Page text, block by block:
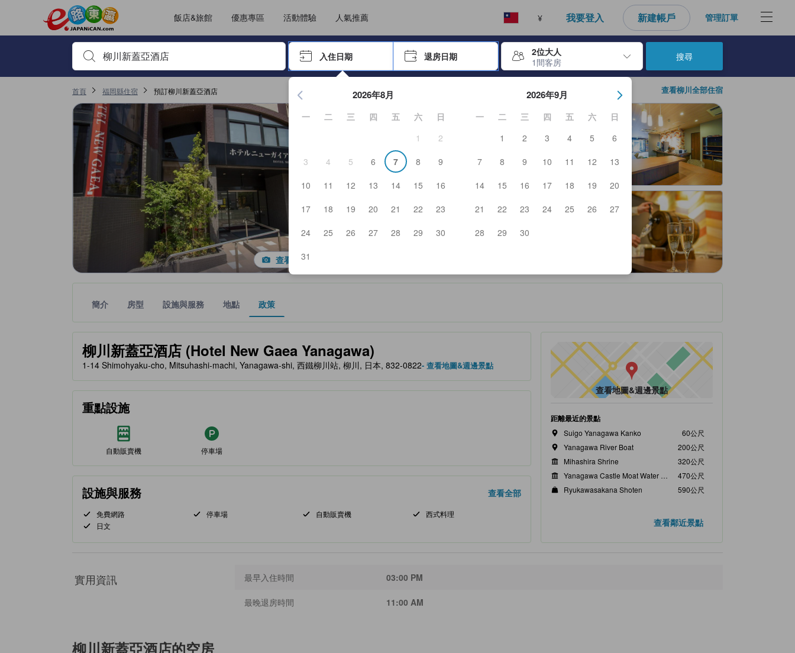
飯店&旅館 優惠專區 活動體驗 人氣推薦 ¥ 我要登入 新建帳戶 管理訂單
輸入住宿名稱或關鍵字查詢，使用上下鍵或Tab鍵移動，並按「Enter」來選擇
入住日期 退房日期
2位大人
1間客房
按Enter鍵開始在日期選擇器中查看。使用方向鍵瀏覽入住和退房日期。使用Enter鍵選擇日期後，將選擇入住日期。重複相同方法以選擇
2026年8月
一 二 三 四 五 六
日
1
2
3
4 5 6 7 8
9
10
11 12 13 14 15
16
17
18 19 20 21 22
23
24
25 26 27 28 29
30
31
2026年9月
一 二 三 四 五 六
日
1
2 3 4 5
6
7
8 9 10 11 12
13
14
15 16 17 18 19
20
21
22 23 24 25 26
27
28
29 30
搜尋
首頁 福岡縣住宿 預訂柳川新蓋亞酒店 查看柳川全部住宿
查看所有照片
簡介 房型 設施與服務 地點 政策
柳川新蓋亞酒店 (Hotel New Gaea Yanagawa)
tooltip
黃金星等由本站合作夥伴提供，可作為您判斷舒適度、設施與服務項目的參考指標
1-14 Shimohyaku-cho, Mitsuhashi-machi, Yanagawa-shi, 西鐵柳川站, 柳川, 日本, 832-0822- 查看地圖&週邊景點
重點設施
自動販賣機 停車場
設施與服務 查看全部
免費網路 停車場 自動販賣機
西式料理
日文
查看地圖&週邊景點
距離最近的景點
Suigo Yanagawa Kanko
60公尺
Yanagawa River Boat
200公尺
Mihashira Shrine
320公尺
Yanagawa Castle Moat Water Gate
470公尺
Ryukawasakana Shoten
590公尺
查看鄰近景點
實用資訊 最早入住時間 03:00 PM
最晚退房時間 11:00 AM
柳川新蓋亞酒店的空房